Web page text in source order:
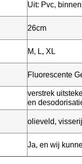
Uit: Pvc,
26cm
M, L, XL
Fluorescente
verstrek
en
olieveld,
Ja, en wij